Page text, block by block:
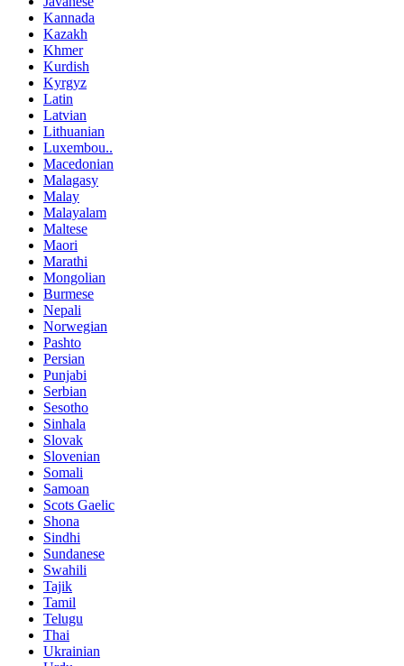
Kannada
Kazakh
Khmer
Kurdish
Kyrgyz
Latin
Latvian
Lithuanian
Luxembou..
Macedonian
Malagasy
Malay
Malayalam
Maltese
Maori
Marathi
Mongolian
Burmese
Nepali
Norwegian
Pashto
Persian
Punjabi
Serbian
Sesotho
Sinhala
Slovak
Slovenian
Somali
Samoan
Scots Gaelic
Shona
Sindhi
Sundanese
Swahili
Tajik
Tamil
Telugu
Thai
Ukrainian